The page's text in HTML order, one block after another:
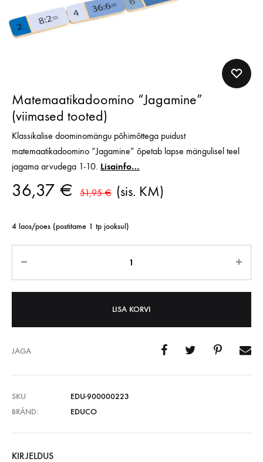
Matemaatikadoomino “Jagamine”
(viimased tooted)
Klassikalise doominomängu põhimõttega puidust
matemaatikadoomino “Jagamine” õpetab lapse mängulisel teel
jagama arvudega 1-10. Lisainfo…
36,37 € 51,95€ (sis. KM)
4 laos/poes (postitame 1 tp jooksul)
LISA KORVI
JAGA
SKU
EDU-900000223
BRÄND:
EDUCO
KIRJELDUS